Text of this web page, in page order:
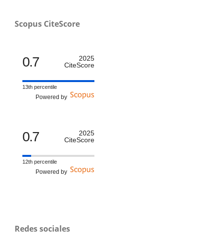
Scopus CiteScore
0.7
2025
CiteScore
13th percentile
Powered by
0.7
2025
CiteScore
12th percentile
Powered by
Redes sociales